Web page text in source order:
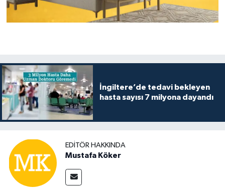
İngiltere’de tedavi bekleyen
hasta sayısı 7 milyona dayandı
EDITÖR HAKKINDA
Mustafa Köker